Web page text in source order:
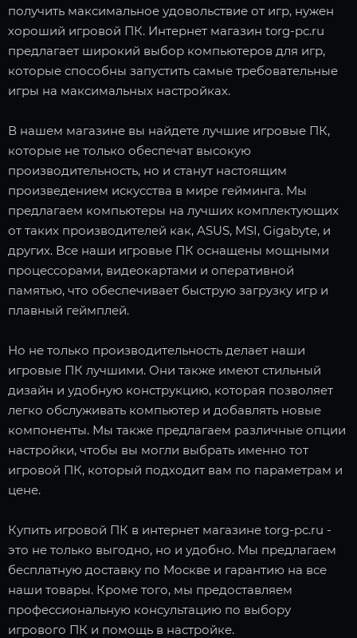
получить максимальное удовольствие от игр, нужен
хороший игровой ПК. Интернет магазин torg-pc.ru
предлагает широкий выбор компьютеров для игр,
которые способны запустить самые требовательные
игры на максимальных настройках.
В нашем магазине вы найдете лучшие игровые ПК,
которые не только обеспечат высокую
производительность, но и станут настоящим
произведением искусства в мире гейминга. Мы
предлагаем компьютеры на лучших комплектующих
от таких производителей как, ASUS, MSI, Gigabyte, и
других. Все наши игровые ПК оснащены мощными
процессорами, видеокартами и оперативной
памятью, что обеспечивает быструю загрузку игр и
плавный геймплей.
Но не только производительность делает наши
игровые ПК лучшими. Они также имеют стильный
дизайн и удобную конструкцию, которая позволяет
легко обслуживать компьютер и добавлять новые
компоненты. Мы также предлагаем различные опции
настройки, чтобы вы могли выбрать именно тот
игровой ПК, который подходит вам по параметрам и
цене.
Купить игровой ПК в интернет магазине torg-pc.ru -
это не только выгодно, но и удобно. Мы предлагаем
бесплатную доставку по Москве и гарантию на все
наши товары. Кроме того, мы предоставляем
профессиональную консультацию по выбору
игрового ПК и помощь в настройке.